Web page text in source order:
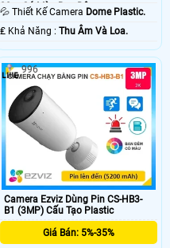
20m Có Màu Ban Ðêm.
💦 Thiết Kế Camera Dome Plastic.
️₤ Khả Năng :Thu Âm Và Loa.
Camera Ezviz Dùng Pin CS-HB3-
B1 (3MP) Cấu Tạo Plastic
Giá Bán: 5%-35%
996